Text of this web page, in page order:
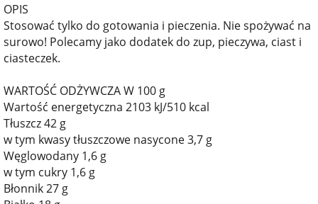
OPIS
Stosować tylko do gotowania i pieczenia. Nie spożywać na
surowo! Polecamy jako dodatek do zup, pieczywa, ciast i
ciasteczek.
WARTOŚĆ ODŻYWCZA W 100 g
Wartość energetyczna 2103 kJ/510 kcal
Tłuszcz 42 g
w tym kwasy tłuszczowe nasycone 3,7 g
Węglowodany 1,6 g
w tym cukry 1,6 g
Błonnik 27 g